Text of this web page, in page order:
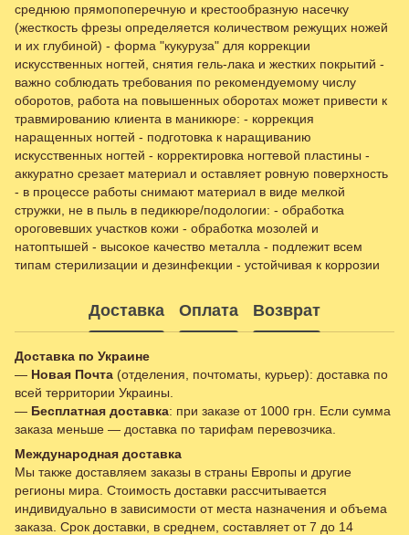
среднюю прямопоперечную и крестообразную насечку
(жесткость фрезы определяется количеством режущих ножей
и их глубиной) - форма "кукуруза" для коррекции
искусственных ногтей, снятия гель-лака и жестких покрытий -
важно соблюдать требования по рекомендуемому числу
оборотов, работа на повышенных оборотах может привести к
травмированию клиента в маникюре: - коррекция
наращенных ногтей - подготовка к наращиванию
искусственных ногтей - корректировка ногтевой пластины -
аккуратно срезает материал и оставляет ровную поверхность
- в процессе работы снимают материал в виде мелкой
стружки, не в пыль в педикюре/подологии: - обработка
ороговевших участков кожи - обработка мозолей и
натоптышей - высокое качество металла - подлежит всем
типам стерилизации и дезинфекции - устойчивая к коррозии
Доставка Оплата Возврат
Доставка по Украине
— Новая Почта (отделения, почтоматы, курьер): доставка по
всей территории Украины.
— Бесплатная доставка: при заказе от 1000 грн. Если сумма
заказа меньше — доставка по тарифам перевозчика.
Международная доставка
Мы также доставляем заказы в страны Европы и другие
регионы мира. Стоимость доставки рассчитывается
индивидуально в зависимости от места назначения и объема
заказа. Срок доставки, в среднем, составляет от 7 до 14